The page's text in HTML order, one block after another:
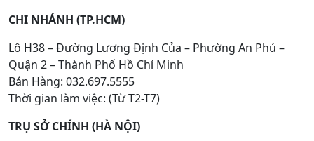
CHI NHÁNH (TP.HCM)
Lô H38 – Đường Lương Định Của – Phường An Phú –
Quận 2 – Thành Phố Hồ Chí Minh
Bán Hàng: 032.697.5555
Thời gian làm việc: (Từ T2-T7)
TRỤ SỞ CHÍNH (HÀ NỘI)